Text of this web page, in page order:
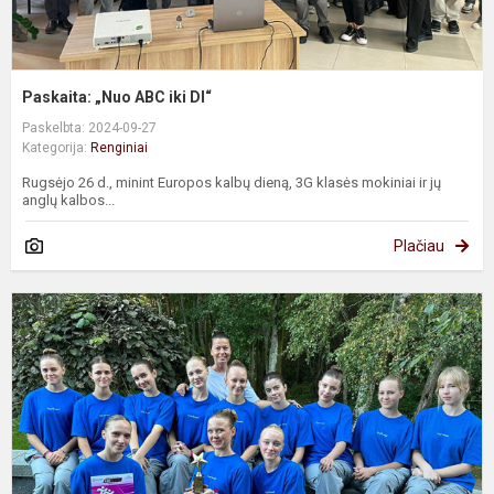
Paskaita: „Nuo ABC iki DI“
Paskelbta: 2024-09-27
Kategorija: Renginiai
Rugsėjo 26 d., minint Europos kalbų dieną, 3G klasės mokiniai ir jų
anglų kalbos...
Plačiau